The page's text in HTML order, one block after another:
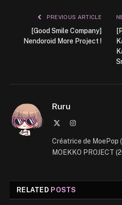
PREVIOUS ARTICLE
[Good Smile Company]
Nendoroid More Project !
Ruru
Instagram
Créatrice de MoePop
MOEKKO PROJECT
RELATED POSTS